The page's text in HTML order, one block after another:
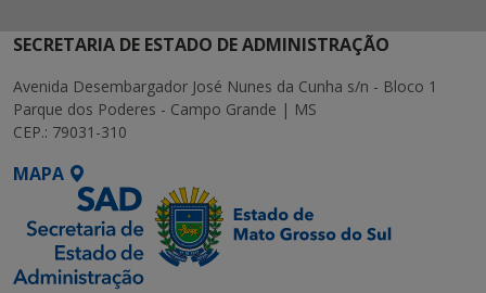
SECRETARIA DE ESTADO DE ADMINISTRAÇÃO
Avenida Desembargador José Nunes da Cunha s/n - Bloco 1
Parque dos Poderes - Campo Grande | MS
CEP.: 79031-310
MAPA